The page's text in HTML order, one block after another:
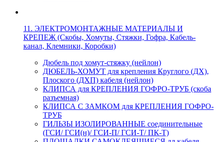
11. ЭЛЕКТРОМОНТАЖНЫЕ МАТЕРИАЛЫ И
КРЕПЕЖ (Скобы, Хомуты, Стяжки, Гофра, Кабель-
канал, Клемники, Коробки)
Дюбель под хомут-стяжку (нейлон)
ДЮБЕЛЬ-ХОМУТ для крепления Круглого (ДХ),
Плоского (ДХП) кабеля (нейлон)
КЛИПСА для КРЕПЛЕНИЯ ГОФРО-ТРУБ (скоба
разъемная)
КЛИПСА С ЗАМКОМ для КРЕПЛЕНИЯ ГОФРО-
ТРУБ
ГИЛЬЗЫ ИЗОЛИРОВАННЫЕ соединительные
(ГСИ/ ГСИ(н)/ ГСИ-П/ ГСИ-Т/ ПК-Т)